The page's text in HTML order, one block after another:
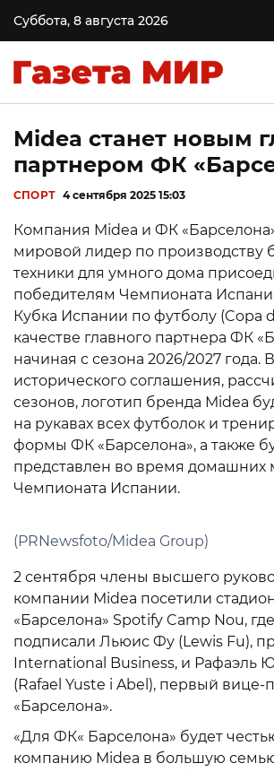
Суббота, 8 августа 2026
Midea станет новым
партнером ФК
СПОРТ 4 сентября 2025 15:03
Компания Midea и ФК
мировой лидер по производству
техники для умного дома
победителям Чемпионата
Кубка Испании по футболу (Copa
качестве главного партнера ФК
начиная с сезона 2026/2027 года.
исторического соглашения,
сезонов, логотип бренда Midea
на рукавах всех футболок и
формы ФК «Барселона», а также
представлен во время домашних
Чемпионата Испании.
(PRNewsfoto/Midea Group)
2 сентября члены высшего
компании Midea посетили
«Барселона» Spotify Camp Nou,
подписали Льюис Фу (Lewis Fu),
International Business, и Рафаэль
(Rafael Yuste i Abel), первый
«Барселона».
«Для ФК« Барселона» будет
компанию Midea в большую